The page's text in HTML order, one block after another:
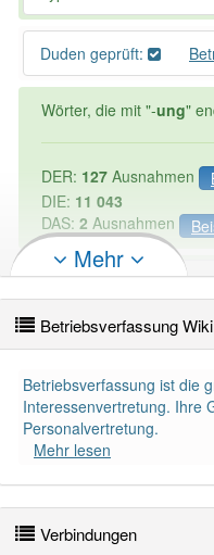
Duden geprüft:
Wörter, die mit "-ung"
DER: 127 Ausnahmen
DIE: 11 043
DAS: 2 Ausnahmen
PowerIndex:3
Wörter mit Endung-
88% unserer Spielapp-
Mehr
Betriebsverfassung Wiki
Betriebsverfassung ist die
Interessenvertretung. Ihre
Personalvertretung.
Mehr lesen
Verbindungen